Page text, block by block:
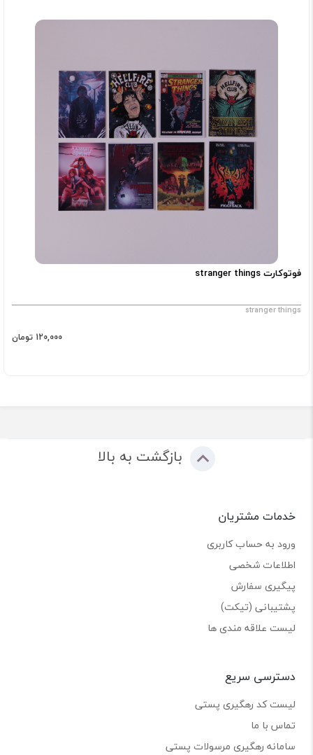
فوتوکارت stranger things
stranger things
120,000 تومان
بازگشت به بالا
خدمات مشتریان
ورود به حساب کاربری
اطلاعات شخصی
پیگیری سفارش
پشتیبانی (تیکت)
لیست علاقه مندی ها
دسترسی سریع
لیست کد رهگیری پستی
تماس با ما
سامانه رهگیری مرسولات پستی